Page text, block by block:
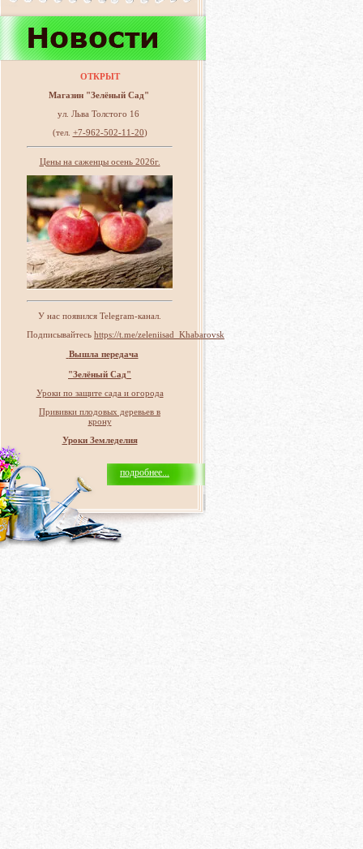
ОТКРЫТ
Магазин "Зелёный Сад"
ул. Льва Толстого 16
(тел. +7-962-502-11-20)
Цены на саженцы осень 2026г.
У нас появился Telegram-канал.
Подписывайтесь https://t.me/zeleniisad_Khabarovsk
Вышла передача
"Зелёный Сад"
Уроки по защите сада и огорода
Прививки плодовых деревьев в
крону
Уроки Земледелия
подробнее...